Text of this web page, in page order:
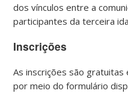
dos vínculos entre a
participantes da terceira
Inscrições
As inscrições são
por meio do formulário